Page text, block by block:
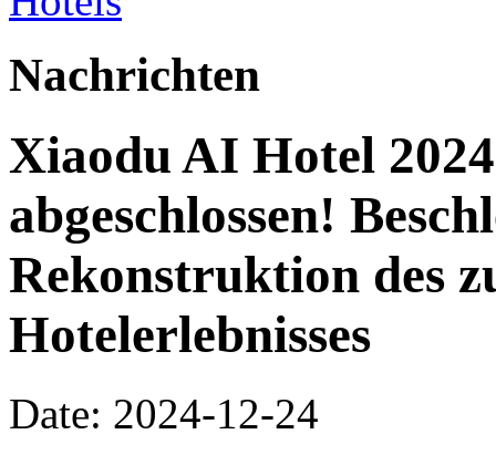
Nachrichten
Xiaodu AI Hotel
abgeschlossen!
Rekonstruktion des
Hotelerlebnisses
Date: 2024-12-24